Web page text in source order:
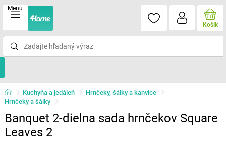
Menu
Košík
Kuchyňa a jedáleň
Hrnčeky, šálky a kanvice
Hrnčeky a šálky
Banquet 2-dielna sada hrnčekov Square
Leaves 2